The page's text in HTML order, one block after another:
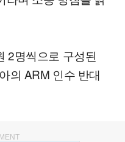
2명씩으로 구성된
의 ARM 인수 반대